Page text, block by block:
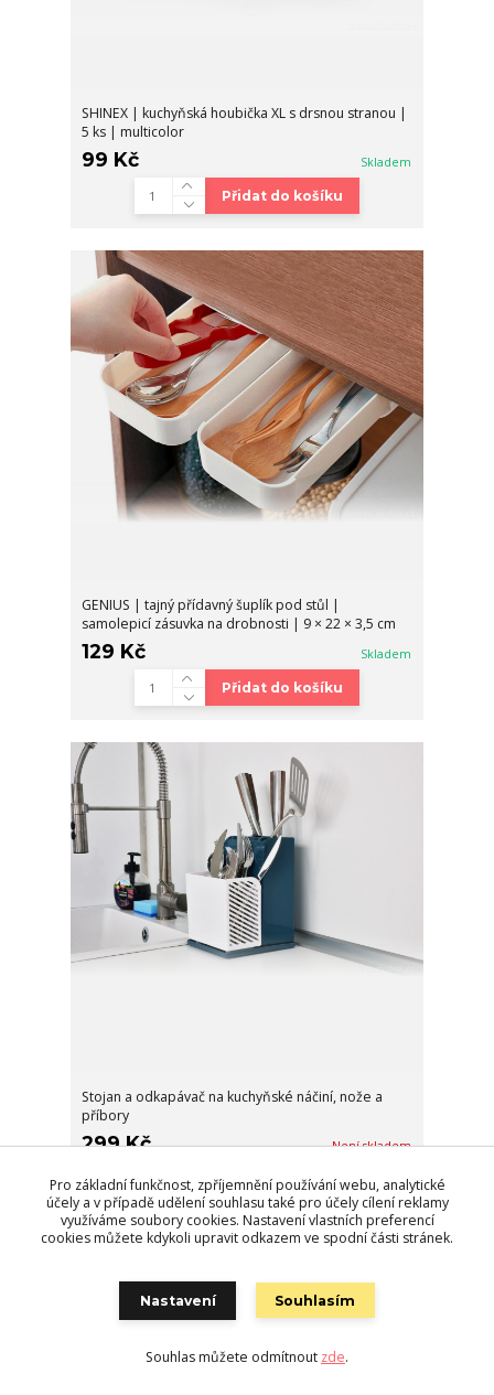
SHINEX | kuchyňská houbička XL s drsnou stranou |
5 ks | multicolor
99 Kč Skladem
Přidat do košíku
GENIUS | tajný přídavný šuplík pod stůl |
samolepicí zásuvka na drobnosti | 9 × 22 × 3,5 cm
129 Kč Skladem
Přidat do košíku
Stojan a odkapávač na kuchyňské náčiní, nože a
příbory
299 Kč Není skladem
Detail
Pro základní funkčnost, zpříjemnění používání webu, analytické
účely a v případě udělení souhlasu také pro účely cílení reklamy
využíváme soubory cookies. Nastavení vlastních preferencí
cookies můžete kdykoli upravit odkazem ve spodní části stránek.
Nastavení Souhlasím
Souhlas můžete odmítnout zde.